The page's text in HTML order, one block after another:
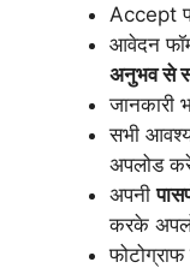
Accept
आवेदन
अनुभव से
जानकारी
सभी
अपलोड
अपनी
करके